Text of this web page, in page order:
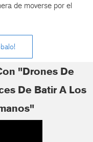
de moverse por el
"Drones De
De Batir A Los